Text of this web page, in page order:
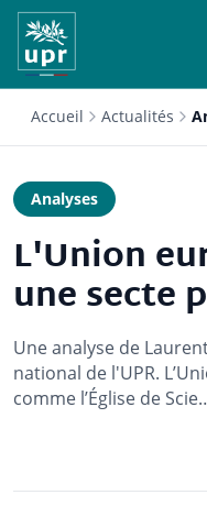
Accueil Actualités
Analyses
L'Union
une secte
Une analyse de
national de l'UPR.
comme l’Église de